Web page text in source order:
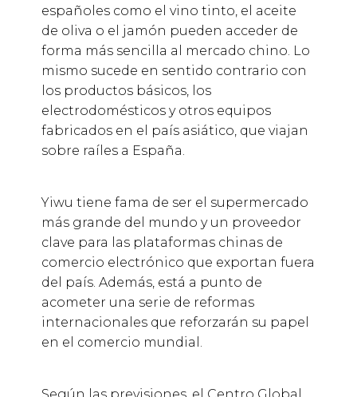
españoles como el vino tinto, el aceite
de oliva o el jamón pueden acceder de
forma más sencilla al mercado chino. Lo
mismo sucede en sentido contrario con
los productos básicos, los
electrodomésticos y otros equipos
fabricados en el país asiático, que viajan
sobre raíles a España.
Yiwu tiene fama de ser el supermercado
más grande del mundo y un proveedor
clave para las plataformas chinas de
comercio electrónico que exportan fuera
del país. Además, está a punto de
acometer una serie de reformas
internacionales que reforzarán su papel
en el comercio mundial.